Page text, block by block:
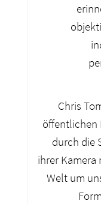
Chris
öffentlichen
durch die
ihrer Kamera
Welt um